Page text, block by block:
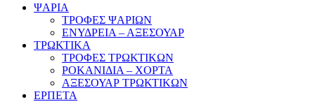
ΨΑΡΙΑ
ΤΡΟΦΕΣ ΨΑΡΙΩΝ
ΕΝΥΔΡΕΙΑ – ΑΞΕΣΟΥΑΡ
ΤΡΩΚΤΙΚΑ
ΤΡΟΦΕΣ ΤΡΩΚΤΙΚΩΝ
ΡΟΚΑΝΙΔΙΑ – ΧΟΡΤΑ
ΑΞΕΣΟΥΑΡ ΤΡΩΚΤΙΚΩΝ
ΕΡΠΕΤΑ